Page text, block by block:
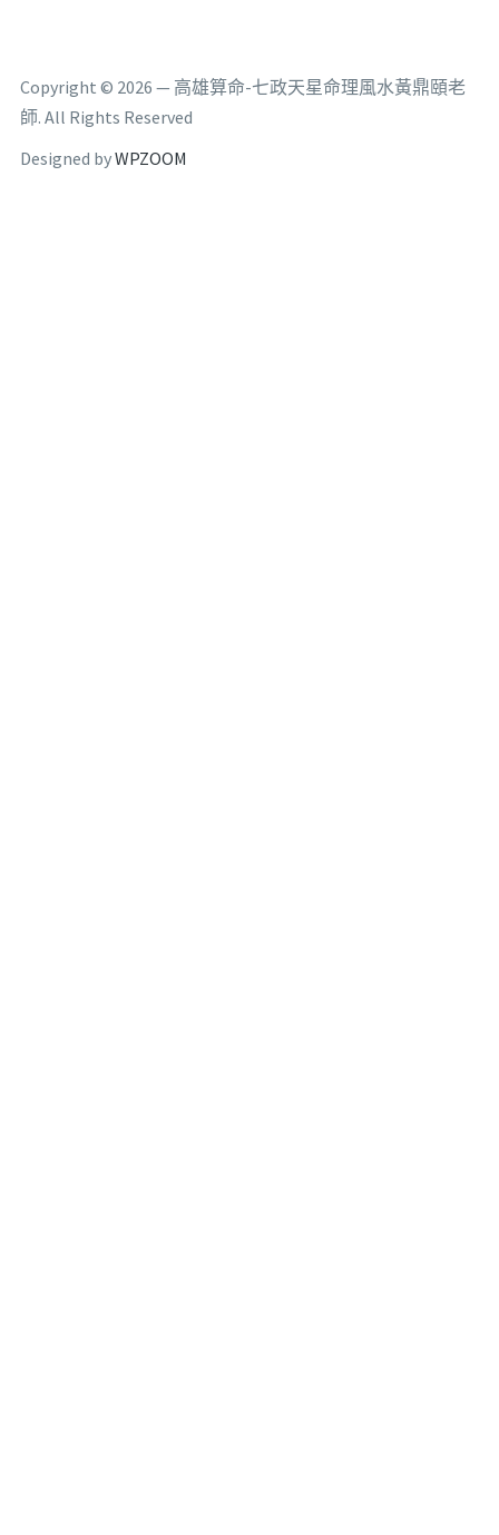
Copyright © 2026 — 高雄算命-七政天星命理風水黃鼎頤老
師. All Rights Reserved
Designed byWPZOOM